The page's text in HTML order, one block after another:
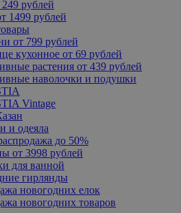
рублей
1499 рублей
от 799 рублей
кухонное от 69 рублей
растения от 439 рублей
наволочки и подушки
Vintage
и одеяла
до 50%
от 3998 рублей
для ванной
гирлянды
новогодних елок
новогодних товаров